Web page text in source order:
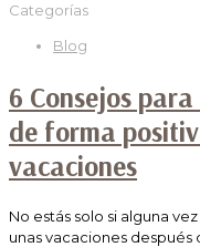
Categorías
Blog
6 Consejos
de forma
vacaciones
No estás solo si alguna
unas vacaciones después